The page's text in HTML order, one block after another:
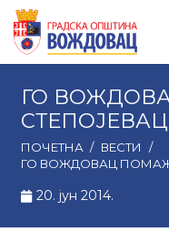
ГО
СТЕПОЈЕВАЦ
ПОЧЕТНА / ВЕСТИ
/
ГО ВОЖДОВАЦ
20. јун 2014.